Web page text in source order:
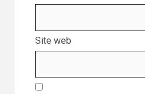
Site web